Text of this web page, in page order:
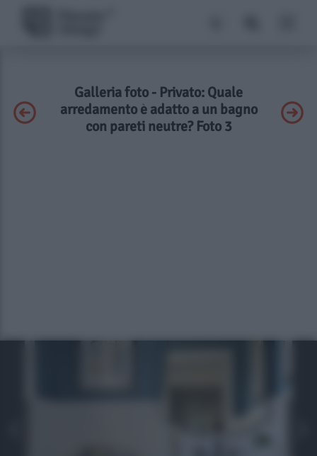
Galleria foto - Privato: Quale
arredamento è adatto a un bagno
con pareti neutre? Foto 3